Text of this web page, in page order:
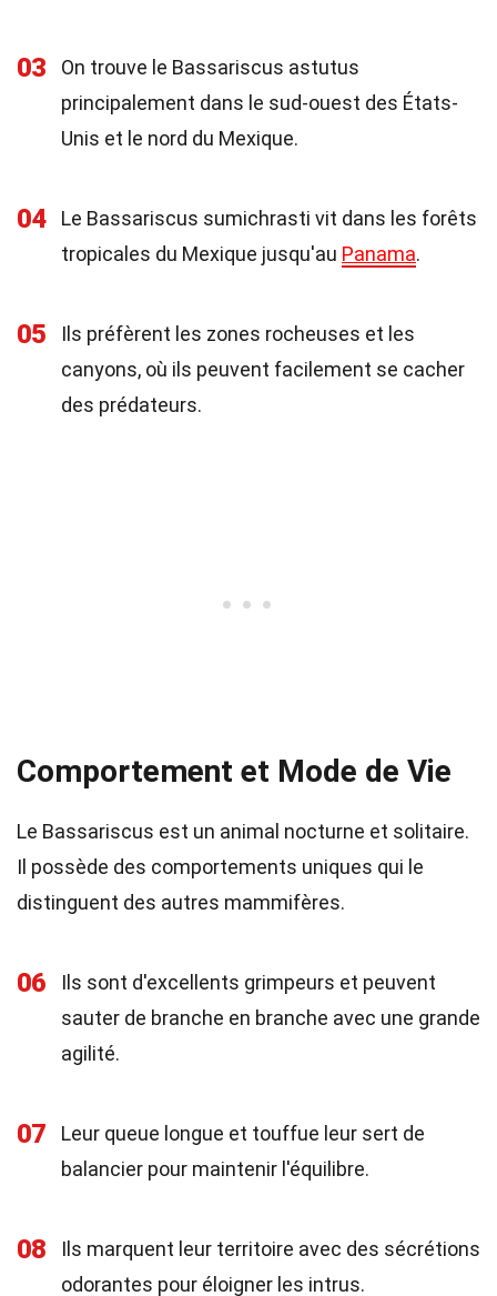
03
On trouve le Bassariscus astutus
principalement dans le sud-ouest des États-
Unis et le nord du Mexique.
04
Le Bassariscus sumichrasti vit dans les forêts
tropicales du Mexique jusqu'au Panama.
05
Ils préfèrent les zones rocheuses et les
canyons, où ils peuvent facilement se cacher
des prédateurs.
Comportement et Mode de Vie
Le Bassariscus est un animal nocturne et solitaire.
Il possède des comportements uniques qui le
distinguent des autres mammifères.
06
Ils sont d'excellents grimpeurs et peuvent
sauter de branche en branche avec une grande
agilité.
07
Leur queue longue et touffue leur sert de
balancier pour maintenir l'équilibre.
08
Ils marquent leur territoire avec des sécrétions
odorantes pour éloigner les intrus.